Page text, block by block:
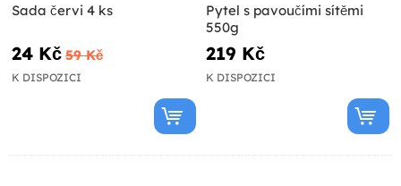
Sada červi 4 ks
24 Kč 59 Kč
K DISPOZICI
Pytel s pavoučími sítěmi
550g
219 Kč
K DISPOZICI